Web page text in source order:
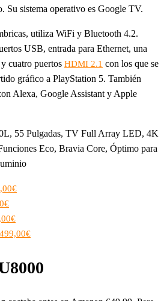
Su sistema operativo es Google TV.
utiliza WiFi y Bluetooth 4.2.
USB, entrada para Ethernet, una
cuatro puertos HDMI 2.1 con los que se
gráfico a PlayStation 5. También
Alexa, Google Assistant y Apple
55 Pulgadas, TV Full Array LED, 4K
Eco, Bravia Core, Óptimo para